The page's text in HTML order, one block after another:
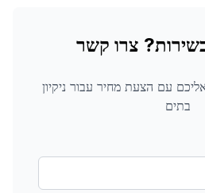
בשירות? צרו קשר
אליכם עם הצעת מחיר עבור ניקיון
בתים